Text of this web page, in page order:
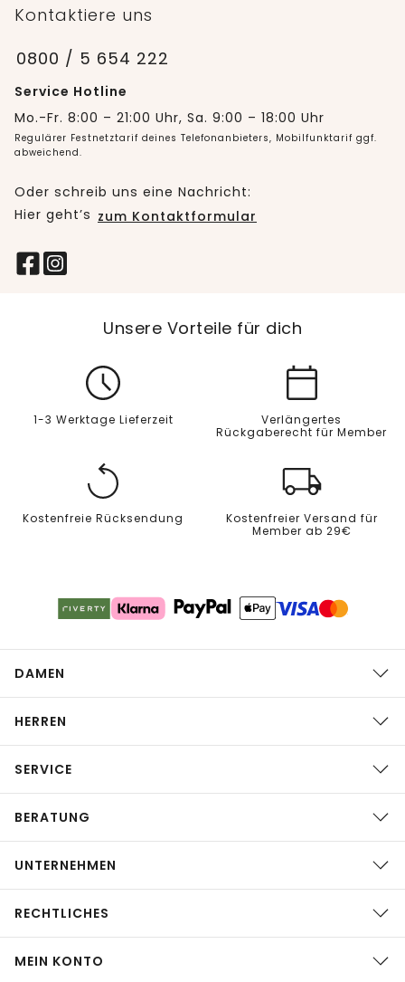
Kontaktiere uns
0800 / 5 654 222
Service Hotline
Mo.-Fr. 8:00 – 21:00 Uhr, Sa. 9:00 – 18:00 Uhr
Regulärer Festnetztarif deines Telefonanbieters, Mobilfunktarif ggf.
abweichend.
Oder schreib uns eine Nachricht:
Hier geht’s zum Kontaktformular
Unsere Vorteile für dich
1-3 Werktage Lieferzeit
Verlängertes
Rückgaberecht für Member
Kostenfreie Rücksendung
Kostenfreier Versand für
Member ab 29€
DAMEN
HERREN
SERVICE
BERATUNG
UNTERNEHMEN
RECHTLICHES
MEIN KONTO